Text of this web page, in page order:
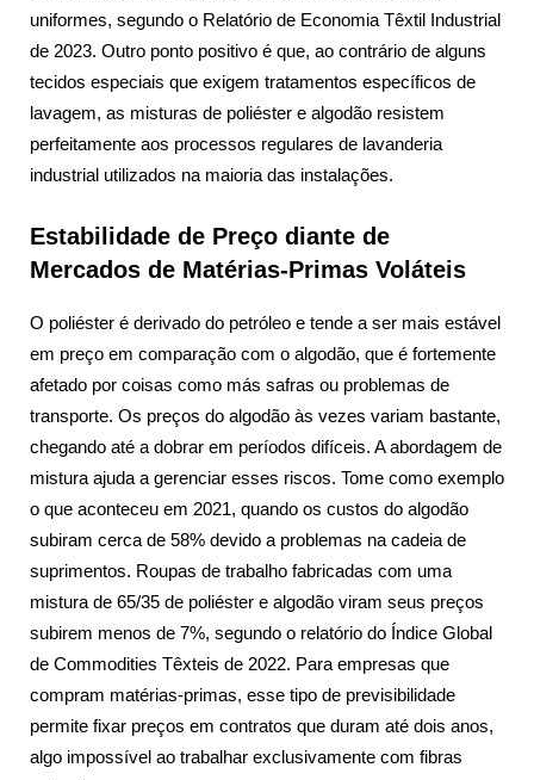
uniformes, segundo o Relatório de Economia Têxtil Industrial
de 2023. Outro ponto positivo é que, ao contrário de alguns
tecidos especiais que exigem tratamentos específicos de
lavagem, as misturas de poliéster e algodão resistem
perfeitamente aos processos regulares de lavanderia
industrial utilizados na maioria das instalações.
Estabilidade de Preço diante de
Mercados de Matérias-Primas Voláteis
O poliéster é derivado do petróleo e tende a ser mais estável
em preço em comparação com o algodão, que é fortemente
afetado por coisas como más safras ou problemas de
transporte. Os preços do algodão às vezes variam bastante,
chegando até a dobrar em períodos difíceis. A abordagem de
mistura ajuda a gerenciar esses riscos. Tome como exemplo
o que aconteceu em 2021, quando os custos do algodão
subiram cerca de 58% devido a problemas na cadeia de
suprimentos. Roupas de trabalho fabricadas com uma
mistura de 65/35 de poliéster e algodão viram seus preços
subirem menos de 7%, segundo o relatório do Índice Global
de Commodities Têxteis de 2022. Para empresas que
compram matérias-primas, esse tipo de previsibilidade
permite fixar preços em contratos que duram até dois anos,
algo impossível ao trabalhar exclusivamente com fibras